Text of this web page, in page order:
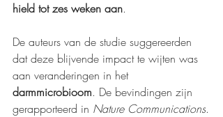
hield tot zes weken aan.
De auteurs van de studie suggereerden
dat deze blijvende impact te wijten was
aan veranderingen in het
darmmicrobioom. De bevindingen zijn
gerapporteerd in Nature Communications.